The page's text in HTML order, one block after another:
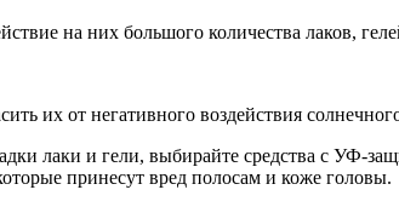
на них большого количества лаков,
их от негативного воздействия
лаки и гели, выбирайте средства с УФ-
принесут вред полосам и коже головы.